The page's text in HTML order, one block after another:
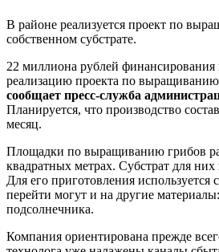
В районе реализуется проект по
собственном субстрате.
22 миллиона рублей финансирования
реализацию проекта по
сообщает пресс-служба
Планируется, что производство
месяц.
Площадки по выращиванию грибов
квадратных метрах. Субстрат для них
Для его приготовления используется
перейти могут и на другие
подсолнечника.
Компания ориентирована прежде